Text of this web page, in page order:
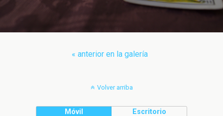
« anterior en la galería
Volver arriba
Móvil Escritorio